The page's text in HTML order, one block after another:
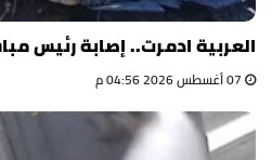
العربية ادمرت.. إصابة رئيس